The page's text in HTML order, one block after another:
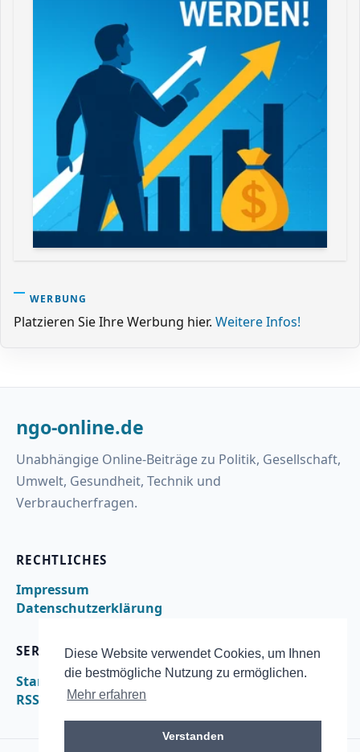
Diese Website verwendet Cookies, um Ihnen
die bestmögliche Nutzung zu ermöglichen.
Mehr erfahren
Verstanden
WERBUNG
Platzieren Sie Ihre Werbung hier. Weitere Infos!
ngo-online.de
Unabhängige Online-Beiträge zu Politik, Gesellschaft,
Umwelt, Gesundheit, Technik und
Verbraucherfragen.
RECHTLICHES
Impressum
Datenschutzerklärung
SERVICE
Startseite
RSS